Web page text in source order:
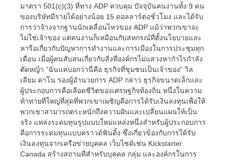
มาตรา 501(c)(3) ที่ทาง ADP ควบคุม ปัจจุบันคนงานทั้ง 9 คน
ของบริษัทมีรายได้อย่างน้อย 15 ดอลลาร์ต่อชั่วโมง และได้รับ
การว่าจ้างจากฐานนักเคลื่อนไหวของ ADP แม้ว่าพวกเขาจะ
ไม่ใช่เจ้าของ แต่คนงานก็เหมือนกับสหกรณ์ที่ตั้งนโยบายและ
หารือเกี่ยวกับปัญหาการทำงานและการเมืองในการประชุมทุก
เดือน เมื่อผู้คนสับสนเกี่ยวกับสิ่งที่องค์กรไม่แสวงหากำไรกำลัง
ตัดหญ้า “ฉันแค่บอกว่านี่คือ ธุรกิจที่ชุมชนเป็นเจ้าของ” วิล
เลียม คาโน รองผู้อำนวยการ ADP กล่าว ธุรกิจขนาดเล็กและ
ผู้ประกอบการคือเลือดชีวิตของเศรษฐกิจท้องถิ่น หนึ่งในความ
ท้าทายที่ใหญ่ที่สุดที่พวกเขาเผชิญคือการได้รับเงินลงทุนเพื่อให้
พวกเขาสามารถตระหนักถึงความฝันและเปลี่ยนแผนให้เป็น
จริง แหล่งระดมทุนรูปแบบใหม่แหล่งหนึ่งสำหรับผู้ประกอบการ
คือการระดมทุนแบบคราวด์ฟันดิ้ง ซึ่งเกี่ยวข้องกับการได้รับ
เงินลงทุนจากเครือข่ายบุคคล เว็บไซต์เช่น Kickstarter
Canada สร้างสถานที่สำหรับบุคคล กลุ่ม และองค์กรในการ